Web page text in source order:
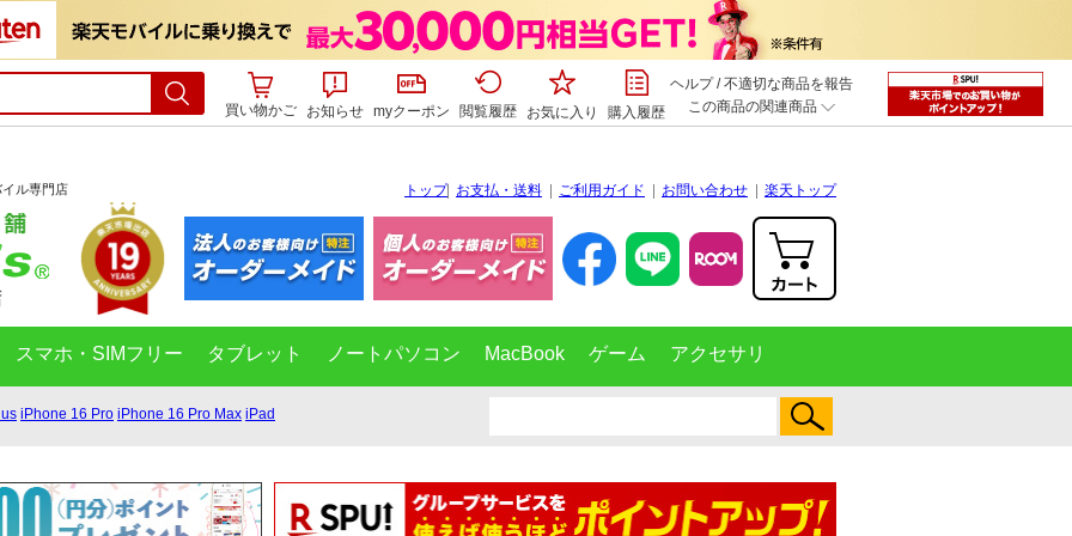
買い物かご お知らせ myクーポン 閲覧履歴 お気に入り 購入履歴
ヘルプ/不適切な商品を報告
この商品の関連商品